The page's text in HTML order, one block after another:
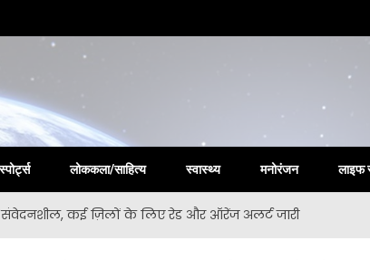
स्पोर्ट्स लोककला/साहित्य स्वास्थ्य मनोरंजन लाइफ
कई ज़िलों के लिए रेड और ऑरेंज अलर्ट जारी